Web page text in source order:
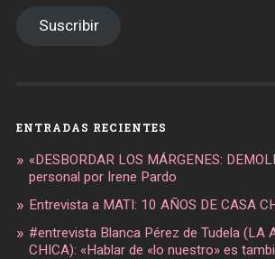
Suscribir
ENTRADAS RECIENTES
«DESBORDAR LOS MÁRGENES:
personal por Irene Pardo
Entrevista a MATI: 10 AÑOS DE CASA
#entrevista Blanca Pérez de Tudela (LA
CHICA): «Hablar de «lo nuestro» es